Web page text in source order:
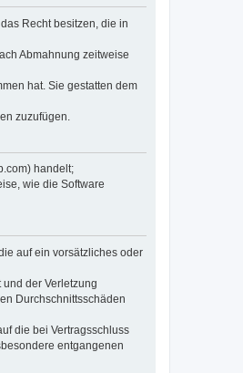
Recht besitzen, die in
Abmahnung zeitweise
hat. Sie gestatten dem
zuzufügen.
handelt;
wie die Software
auf ein vorsätzliches oder
der Verletzung
Durchschnittsschäden
die bei Vertragsschluss
entgangenen